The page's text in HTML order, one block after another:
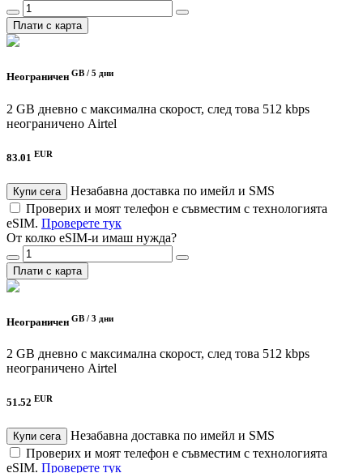
Плати с карта
Неограничен GB / 5 дни
2 GB дневно с максимална скорост, след това 512 kbps
неограничено Airtel
83.01 EUR
Купи сега
Незабавна доставка по имейл и SMS
Проверих и моят телефон е съвместим с технологията
eSIM. Проверете тук
От колко eSIM-и имаш нужда?
Плати с карта
Неограничен GB / 3 дни
2 GB дневно с максимална скорост, след това 512 kbps
неограничено Airtel
51.52 EUR
Купи сега
Незабавна доставка по имейл и SMS
Проверих и моят телефон е съвместим с технологията
eSIM. Проверете тук